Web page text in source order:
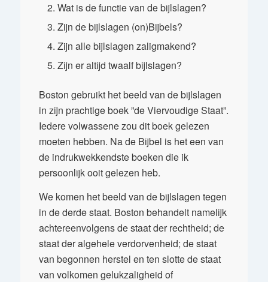
Wat is de functie van de bijlslagen?
Zijn de bijlslagen (on)Bijbels?
Zijn alle bijlslagen zaligmakend?
Zijn er altijd twaalf bijlslagen?
Boston gebruikt het beeld van de bijlslagen
in zijn prachtige boek ”de Viervoudige Staat”.
Iedere volwassene zou dit boek gelezen
moeten hebben. Na de Bijbel is het een van
de indrukwekkendste boeken die ik
persoonlijk ooit gelezen heb.
We komen het beeld van de bijlslagen tegen
in de derde staat. Boston behandelt namelijk
achtereenvolgens de staat der rechtheid; de
staat der algehele verdorvenheid; de staat
van begonnen herstel en ten slotte de staat
van volkomen gelukzaligheid of